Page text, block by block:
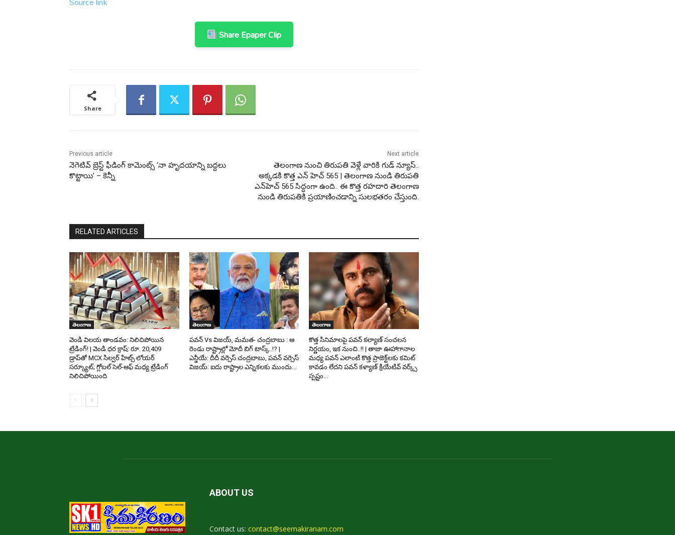
Share Epaper Clip
Share
Previous article
నెగెటివ్ బ్రెస్ట్ ఫీడింగ్ కామెంట్స్ ‘నా హృదయాన్ని బద్దలు
కొట్టాయి’ – కెన్నీ
Next article
తెలంగాణ నుంచి తిరుపతి వెళ్లే వారికి గుడ్ న్యూస్..
అక్కడకి కొత్త ఎన్ హెచ్ 565 | తెలంగాణ నుండి తిరుపతి
ఎన్‌హెచ్ 565 సిద్ధంగా ఉంది.. ఈ కొత్త రహదారి తెలంగాణ
నుండి తిరుపతికి ప్రయాణించడాన్ని సులభతరం చేస్తుంది.
RELATED ARTICLES
తెలంగాణ
వెండి విలయ తాండవం: నిలిచిపోయిన
ట్రేడింగ్! | వెండి ధర క్రాష్: రూ. 20,409
డ్రాప్‌తో MCX సిల్వర్ హిట్స్ లోయర్
సర్క్యూట్; గ్లోబల్ సెల్-ఆఫ్ మధ్య ట్రేడింగ్
నిలిచిపోయింది
తెలంగాణ
పవన్ Vs విజయ్, మమత- చంద్రబాబు : ఆ
రెండు రాష్ట్రాల్లో మోదీ బిగ్ టాస్క్..!? |
ఎన్డీయే: దీదీ వర్సెస్ చంద్రబాబు, పవన్ వర్సెస్
విజయ్: ఐదు రాష్ట్రాల ఎన్నికలకు ముందు...
తెలంగాణ
కొత్త సినిమాలపై పవన్ కల్యాణ్‌ సంచలన
నిర్ణయం, ఇక నుంచి..!! | తాజా ఊహాగానాల
మధ్య పవన్ ఎలాంటి కొత్త ప్రాజెక్ట్‌లకు కమిట్
కావడం లేదని పవన్ కళ్యాణ్ క్రియేటివ్ వర్క్స్
స్పష్టం...
ABOUT US
Contact us: contact@seemakiranam.com